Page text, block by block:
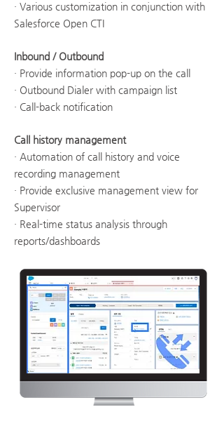
· Various customization in conjunction with
Salesforce Open CTI
Inbound / Outbound
· Provide information pop-up on the call
· Outbound Dialer with campaign list
· Call-back notification
Call history management
· Automation of call history and voice
recording management
· Provide exclusive management view for
Supervisor
· Real-time status analysis through
reports/dashboards